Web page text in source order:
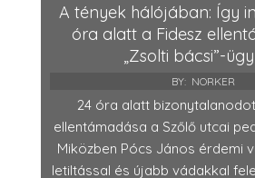
A tények hálójában: Így
óra alatt a Fidesz
„Zsolti bácsi”-
BY: NORKER
24 óra alatt
ellentámadása a Szőlő utcai
Miközben Pócs János érdemi
letiltással és újabb vádakkal